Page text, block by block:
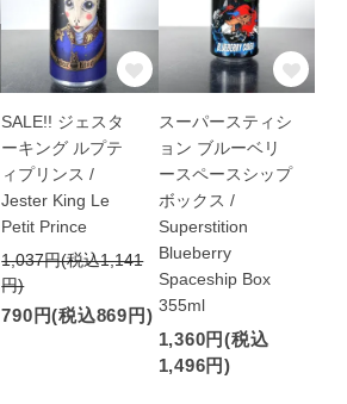
SALE!! ジェスタ
ーキング ルプテ
ィプリンス /
Jester King Le
Petit Prince
1,037円(税込1,141
円)
790円(税込869円)
スーパースティシ
ョン ブルーベリ
ースペースシップ
ボックス /
Superstition
Blueberry
Spaceship Box
355ml
1,360円(税込
1,496円)